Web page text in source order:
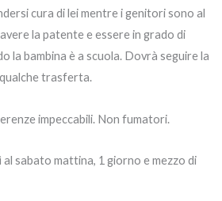
cura di lei mentre i genitori sono al
la patente e essere in grado di
la bambina è a scuola. Dovrà seguire la
trasferta.
impeccabili. Non fumatori.
al sabato mattina, 1 giorno e mezzo di